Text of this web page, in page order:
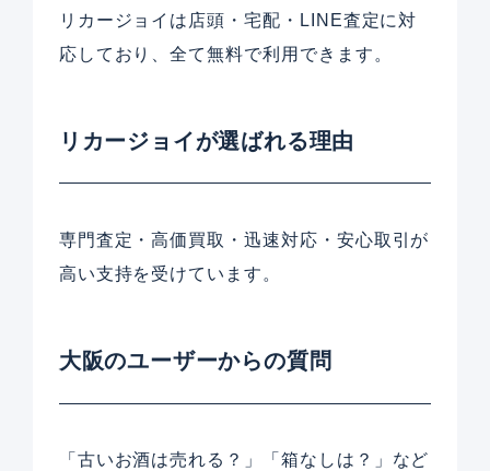
リカージョイは店頭・宅配・LINE査定に対
応しており、全て無料で利用できます。
リカージョイが選ばれる理由
専門査定・高価買取・迅速対応・安心取引が
高い支持を受けています。
大阪のユーザーからの質問
「古いお酒は売れる？」「箱なしは？」など